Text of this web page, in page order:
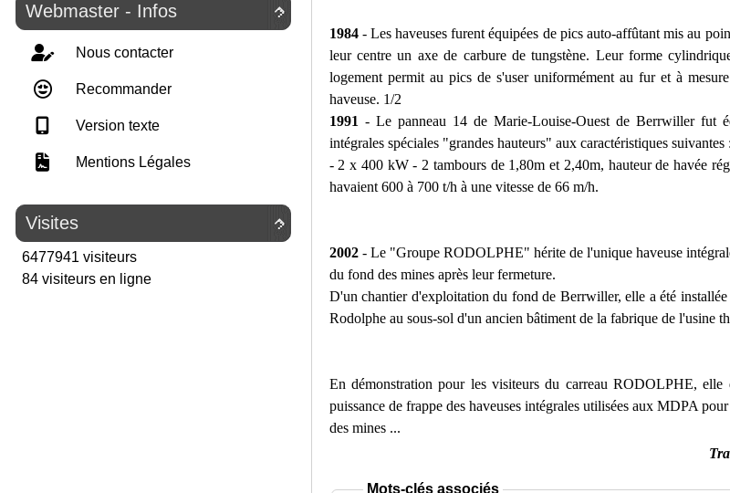

Webmaster - Infos
Nous contacter
Recommander
Version texte
Mentions Légales

Visites
6477941 visiteurs
84 visiteurs en ligne
1984- Les haveuses furent équipées de pics auto-affûtant mis au
leur centre un axe de carbure de tungstène. Leur forme
logement permit au pics de s'user uniformément au fur et à
haveuse. 1/2
1991 - Le panneau 14 de Marie-Louise-Ouest de Berrwiller fut
intégrales spéciales "grandes hauteurs" aux caractéristiques suivantes :
- 2 x 400 kW - 2 tambours de 1,80m et 2,40m, hauteur de havée
havaient 600 à 700 t/h à une vitesse de 66 m/h.
2002- Le "Groupe RODOLPHE" hérite de l'unique haveuse
du fond des mines après leur fermeture.
D'un chantier d'exploitation du fond de Berrwiller, elle a été
Rodolphe au sous-sol d'un ancien bâtiment de la fabrique de l'usine
En démonstration pour les visiteurs du carreau RODOLPHE, elle
puissance de frappe des haveuses intégrales utilisées aux MDPA
des mines ...
Mots-clés associés